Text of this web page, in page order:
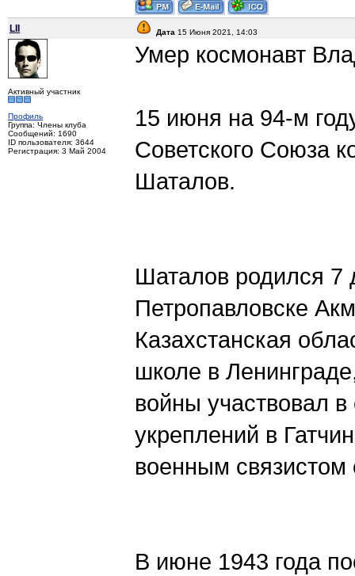
LII Дата 15 Июня 2021, 14:03
Активный участник
Профиль
Группа: Члены клуба
Сообщений: 1690
ID пользователя: 3644
Регистрация: 3 Май 2004
Умер космонавт
15 июня на 94-м
Советского Союза
Шаталов.
Шаталов родился 7
Петропавловске
Казахстанская
школе в
войны участвовал
укреплений в
военным связистом
В июне 1943 года